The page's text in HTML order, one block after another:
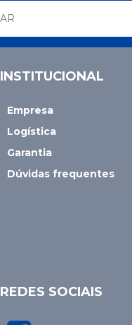
INSTITUCIONAL
Empresa
Logística
Garantia
Dúvidas frequentes
REDES SOCIAIS